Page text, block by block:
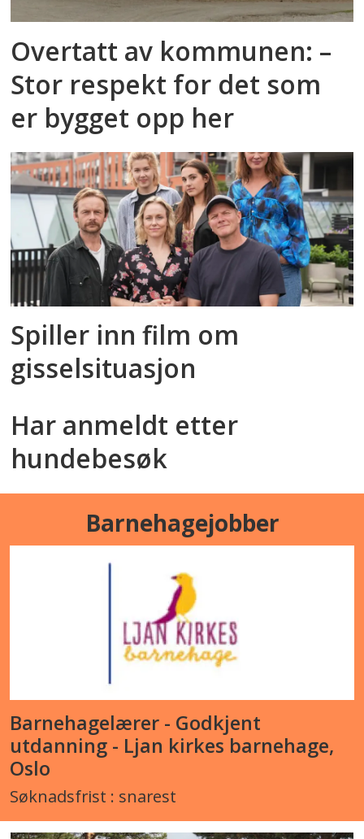
Overtatt av kommunen: –
Stor respekt for det som
er bygget opp her
Spiller inn film om
gisselsituasjon
Har anmeldt etter
hundebesøk
Barnehagejobber
Barnehagelærer - Godkjent
utdanning - Ljan kirkes barnehage,
Oslo
Søknadsfrist : snarest